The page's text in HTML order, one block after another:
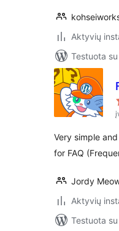
Aktyvių
Testuota
Very simple
for FAQ
Jordy
Aktyvių
Testuota